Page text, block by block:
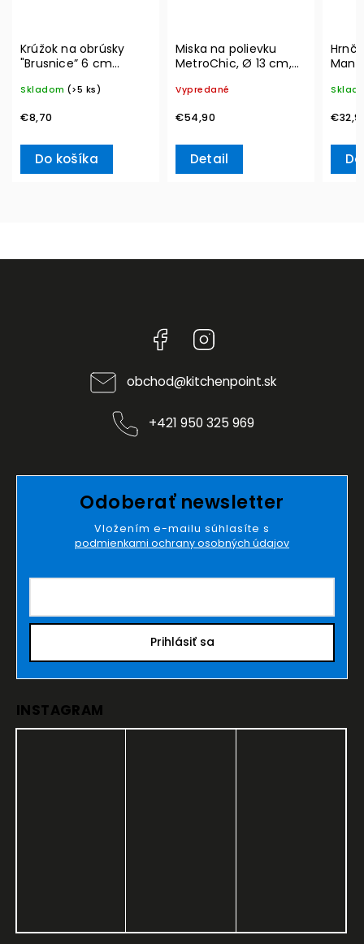
Krúžok na obrúsky
"Brusnice” 6 cm
Accessoires – Villeroy
Skladom (>5 ks)
€8,70
Do košíka
Miska na polievku
MetroChic, Ø 13 cm,
Boch
Vypredané
€54,90
Detail
Boch
Facebook
obchod@kitchenpoint.sk
+421 950 325 969
Odoberať newsletter
Vložením e-mailu súhlasíte s
podmienkami ochrany osobných údajov
Prihlásiť sa
INSTAGRAM